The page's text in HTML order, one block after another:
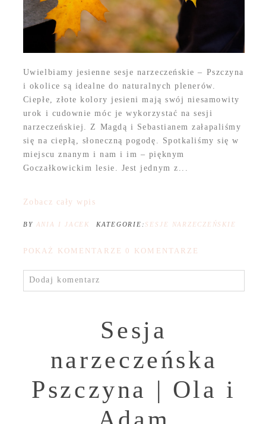
Uwielbiamy jesienne sesje narzeczeńskie – Pszczyna
i okolice są idealne do naturalnych plenerów.
Ciepłe, złote kolory jesieni mają swój niesamowity
urok i cudownie móc je wykorzystać na sesji
narzeczeńskiej. Z Magdą i Sebastianem załapaliśmy
się na ciepłą, słoneczną pogodę. Spotkaliśmy się w
miejscu znanym i nam i im – pięknym
Goczałkowickim lesie. Jest jednym z...
Zobacz cały wpis
BY ANIA I JACEK KATEGORIE:SESJE NARZECZEŃSKIE
POKAŻ KOMENTARZE 0 KOMENTARZE
Dodaj komentarz
Sesja
narzeczeńska
Pszczyna | Ola i